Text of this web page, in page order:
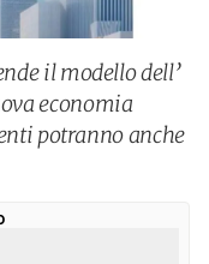
il modello dell’
economia
potranno anche